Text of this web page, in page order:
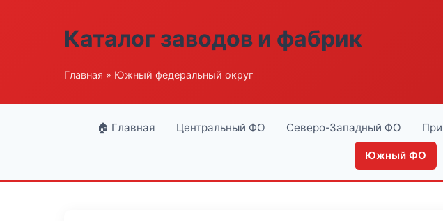
Каталог заводов и фабрик
Главная » Южный федеральный округ
🏠 Главная Центральный ФО Северо-Западный ФО
Южный ФО